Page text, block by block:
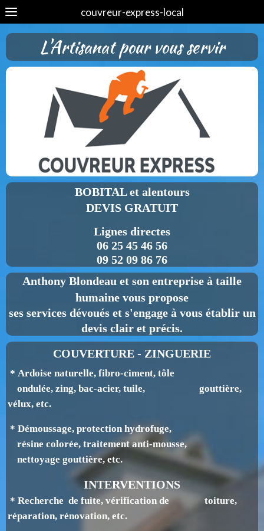
couvreur-express-local
L'Artisanat pour vous servir
BOBITAL et alentours
DEVIS GRATUIT
Lignes directes
06 25 45 46 56
09 52 09 86 76
Anthony Blondeau et son entreprise à taille
humaine vous propose
ses services dévoués et s'engage à vous établir un
devis clair et précis.
COUVERTURE - ZINGUERIE
* Ardoise naturelle, fibro-ciment, tôle
ondulée, zing, bac-acier, tuile, gouttière,
vélux, etc.
* Démoussage, protection hydrofuge,
résine colorée, traitement anti-mousse,
nettoyage gouttière, etc.
INTERVENTIONS
* Recherche de fuite, vérification de toiture,
réparation, rénovation, etc.